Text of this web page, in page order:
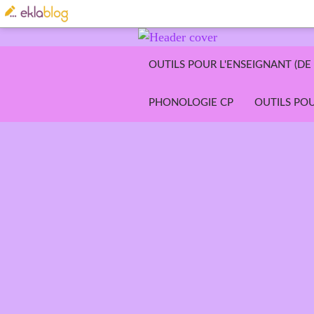
OUTILS POUR L'ENSEIGNANT (DE
PHONOLOGIE CP OUTILS